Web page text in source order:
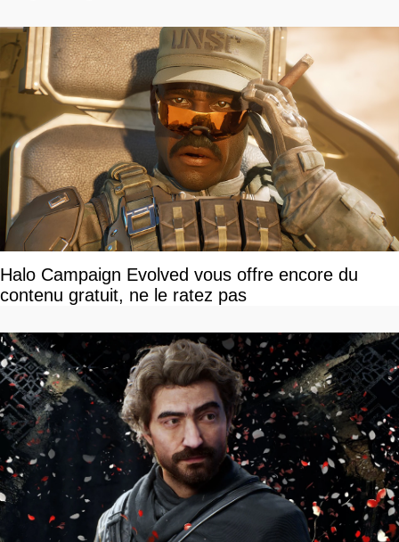
Halo Campaign Evolved vous offre encore du
contenu gratuit, ne le ratez pas